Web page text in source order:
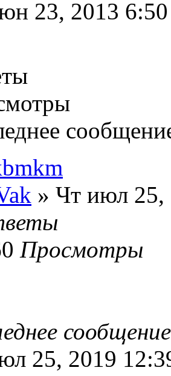
23, 2013
» Чт июл 25,
Просмотры
25, 2019